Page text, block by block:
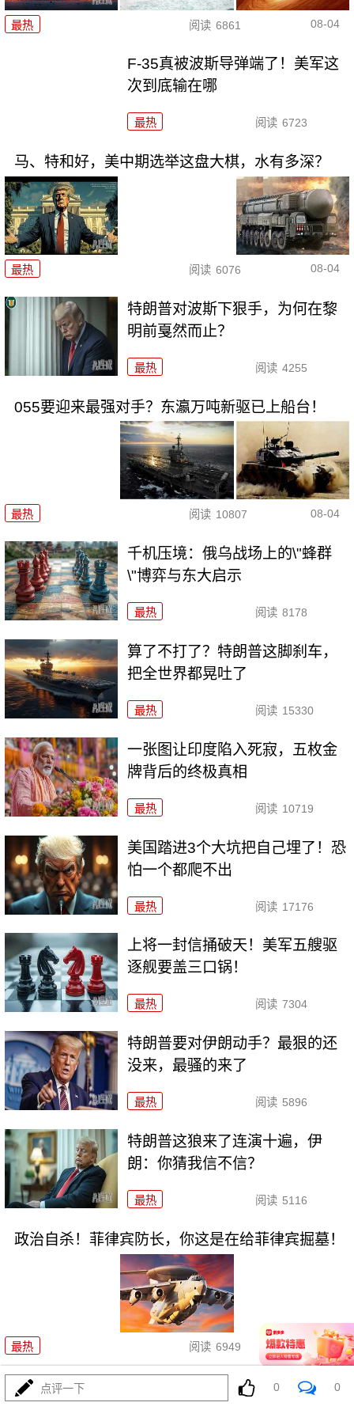
最热 阅读 6861 08-04
F-35真被波斯导弹端了！美军这
次到底输在哪
最热 阅读 6723
马、特和好，美中期选举这盘大棋，水有多深？
最热 阅读 6076 08-04
特朗普对波斯下狠手，为何在黎
明前戛然而止？
最热 阅读 4255
055要迎来最强对手？东瀛万吨新驱已上船台！
最热 阅读 10807 08-04
千机压境：俄乌战场上的\"蜂群
\"博弈与东大启示
最热 阅读 8178
算了不打了？特朗普这脚刹车，
把全世界都晃吐了
最热 阅读 15330
一张图让印度陷入死寂，五枚金
牌背后的终极真相
最热 阅读 10719
美国踏进3个大坑把自己埋了！恐
怕一个都爬不出
最热 阅读 17176
上将一封信捅破天！美军五艘驱
逐舰要盖三口锅！
最热 阅读 7304
特朗普要对伊朗动手？最狠的还
没来，最骚的来了
最热 阅读 5896
特朗普这狼来了连演十遍，伊
朗：你猜我信不信？
最热 阅读 5116
政治自杀！菲律宾防长，你这是在给菲律宾掘墓！
最热 阅读 6949 08-03
高市早苗又作妖！特高课卷土重来，日本三重困境
点评一下 0 0